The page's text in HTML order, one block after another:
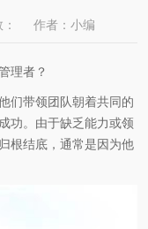
作者：小编
理者？
们带领团队朝着共同的
功。由于缺乏能力或领
根结底，通常是因为他